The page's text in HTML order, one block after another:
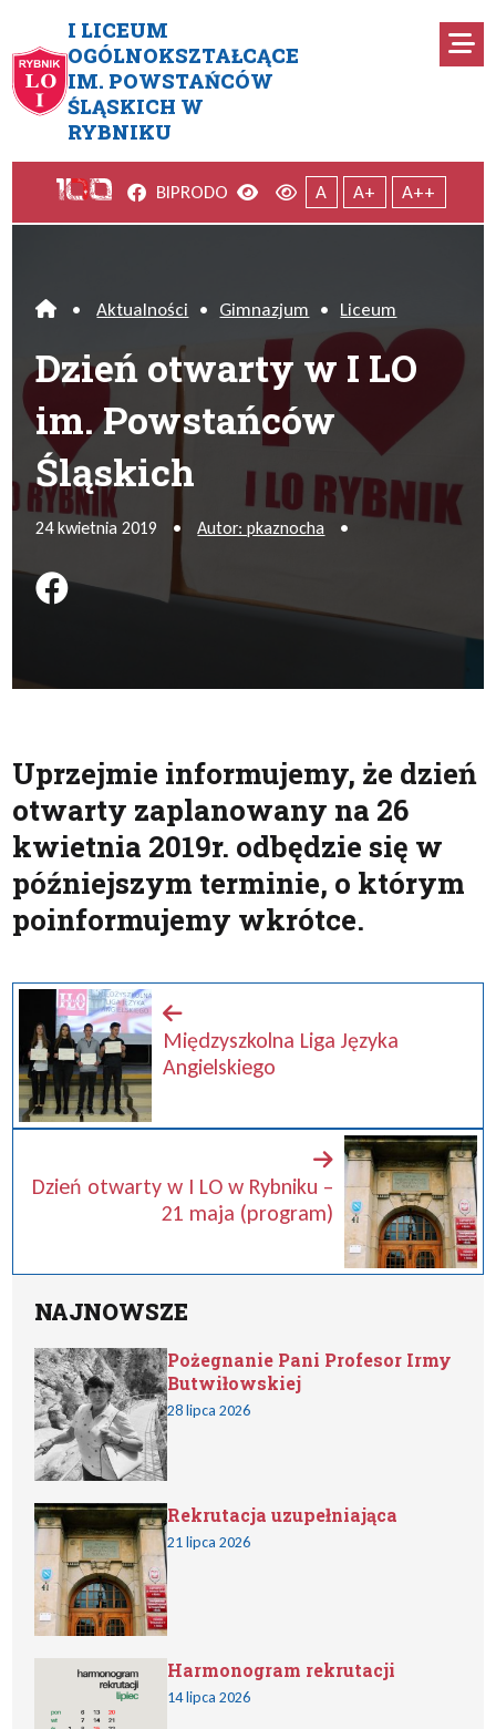
I LICEUM
OGÓLNOKSZTAŁCĄCE
IM. POWSTAŃCÓW
ŚLĄSKICH W
RYBNIKU
Dzień otwarty w I LO im.
Facebook
BIPRODO Wersja kontrastowa
Wersja domyślna
A A+ A++
Home
• Aktualności • Gimnazjum • Liceum
Dzień otwarty w I LO
im. Powstańców
Śląskich
24 kwietnia 2019 • Autor: pkaznocha •
Podziel się na FB
Uprzejmie informujemy, że dzień
otwarty zaplanowany na 26
kwietnia 2019r. odbędzie się w
późniejszym terminie, o którym
poinformujemy wkrótce.
Międzyszkolna Liga Języka
Angielskiego
Dzień otwarty w I LO w Rybniku –
21 maja (program)
NAJNOWSZE
Pożegnanie Pani Profesor Irmy
Butwiłowskiej
28 lipca 2026
Rekrutacja uzupełniająca
21 lipca 2026
Harmonogram rekrutacji
14 lipca 2026